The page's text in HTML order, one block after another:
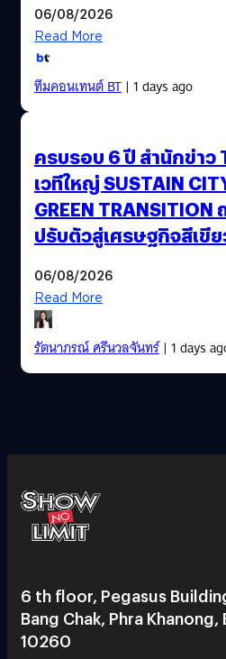
06/08/2026
Read More
ทีมคอนเทนต์ BT| 1 days ago
ครบรอบ 6 ปี สำนักข่าว
เวทีใหญ่ SUSTAIN
GREEN
ปรับตัวสู่เศรษฐกิจสีเขี
06/08/2026
Read More
รัตนาภรณ์ ศรีนวลจันทร์| 1 days
6 th floor, Pegasus
Bang Chak, Phra Khanong,
10260